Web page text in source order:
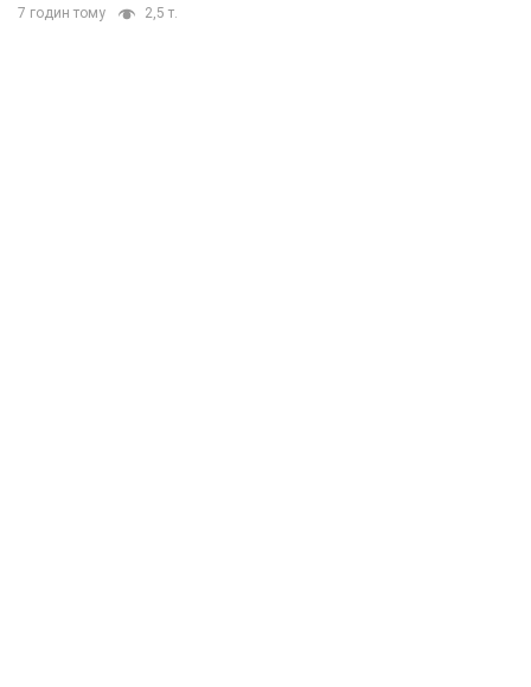
7 годин тому 2,5 т.